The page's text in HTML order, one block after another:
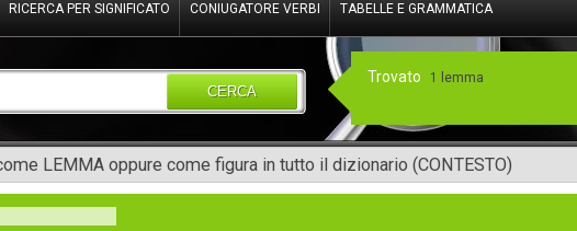
RICERCA PER SIGNIFICATO CONIUGATORE VERBI TABELLE E GRAMMATICA
CERCA
LEMMA oppure come figura in tutto il dizionario (CONTESTO)
Trovato 1 lemma